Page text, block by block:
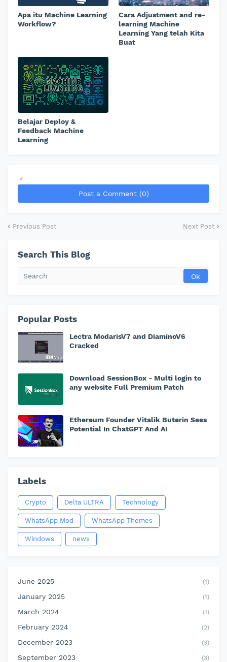
Apa itu Machine Learning
Workflow?
Cara Adjustment and re-
learning Machine
Learning Yang telah Kita
Buat
Belajar Deploy &
Feedback Machine
Learning
*
Post a Comment (0)
Previous Post Next Post
Search This Blog
Popular Posts
Lectra ModarisV7 and DiaminoV6
Cracked
Download SessionBox - Multi login to
any website Full Premium Patch
Ethereum Founder Vitalik Buterin Sees
Potential In ChatGPT And AI
Labels
Crypto Delta ULTRA Technology
WhatsApp Mod WhatsApp Themes
Windows news
June 2025 (1)
January 2025 (1)
March 2024 (1)
February 2024 (2)
December 2023 (3)
September 2023 (3)